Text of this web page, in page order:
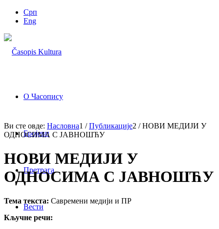
Срп
Eng
О Часопису
Бројеви
Претрага
Вести
Ви сте овде: Насловна1 / Публикације2 / НОВИ МЕДИЈИ У
ОДНОСИМА С ЈАВНОШЋУ
НОВИ МЕДИЈИ У
ОДНОСИМА С ЈАВНОШЋУ
Тема текста: Савремени медији и ПР
Кључне речи: